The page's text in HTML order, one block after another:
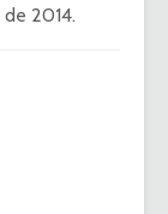
2014.